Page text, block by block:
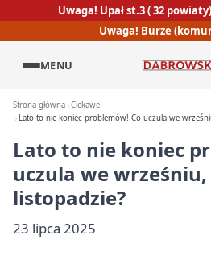
Uwaga! Upał st.3 ( 32
Uwaga! Burze
MENU
Strona główna Ciekawe
Lato to nie koniec problemów! Co uczula we
Lato to nie koniec
uczula we
listopadzie?
23 lipca 2025